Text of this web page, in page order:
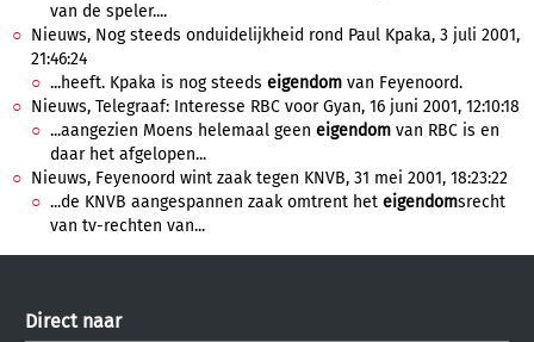
van de speler....
Nieuws, Nog steeds onduidelijkheid rond Paul Kpaka, 3 juli 2001,
21:46:24
...heeft. Kpaka is nog steeds eigendom van Feyenoord.
Nieuws, Telegraaf: Interesse RBC voor Gyan, 16 juni 2001, 12:10:18
...aangezien Moens helemaal geen eigendom van RBC is en
daar het afgelopen...
Nieuws, Feyenoord wint zaak tegen KNVB, 31 mei 2001, 18:23:22
...de KNVB aangespannen zaak omtrent het eigendomsrecht
van tv-rechten van...
Direct naar